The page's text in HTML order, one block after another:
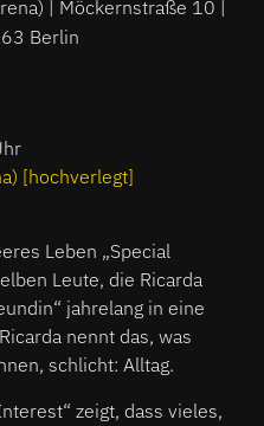
| Möckernstraße 10 |
Berlin
[hochverlegt]
Leben „Special
Leute, die Ricarda
jahrelang in eine
nennt das, was
schlicht: Alltag.
zeigt, dass vieles,